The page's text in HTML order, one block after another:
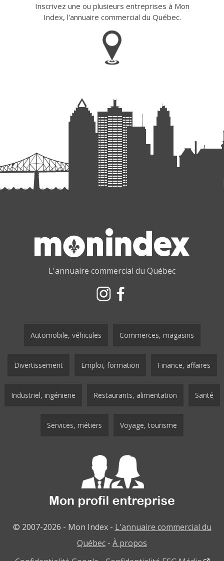
Inscrivez une ou plusieurs entreprises à Mon
Index, l'annuaire commercial du Québec.
L'annuaire commercial du Québec
Automobile, véhicules Commerces, magasins
Divertissement Emploi, formation Finance, affaires
Industriel, ingénierie Restaurants, alimentation Santé
Services, métiers Voyage, tourisme
© 2007-2026 - Mon Index - L'annuaire commercial du
Québec - À propos